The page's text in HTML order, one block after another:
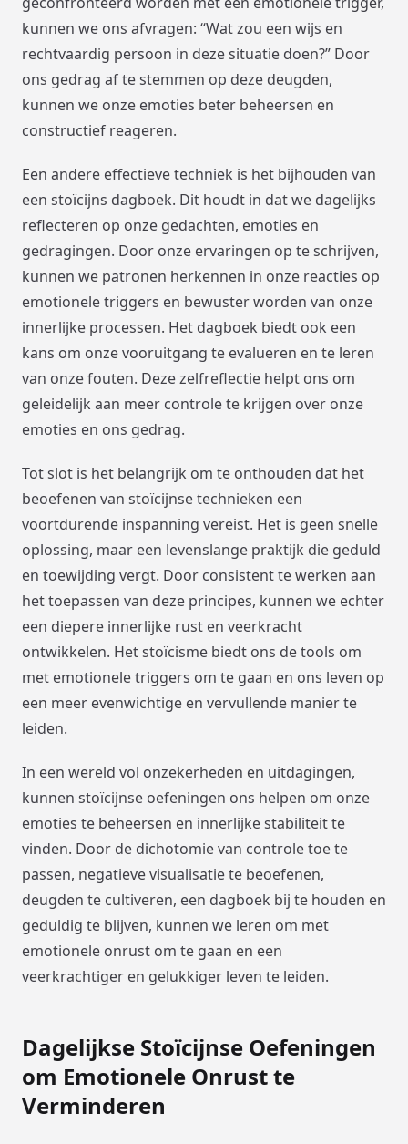
kunnen we ons afvragen: “Wat zou een wijs en
rechtvaardig persoon in deze situatie doen?” Door
ons gedrag af te stemmen op deze deugden,
kunnen we onze emoties beter beheersen en
constructief reageren.
Een andere effectieve techniek is het bijhouden van
een stoïcijns dagboek. Dit houdt in dat we dagelijks
reflecteren op onze gedachten, emoties en
gedragingen. Door onze ervaringen op te schrijven,
kunnen we patronen herkennen in onze reacties op
emotionele triggers en bewuster worden van onze
innerlijke processen. Het dagboek biedt ook een
kans om onze vooruitgang te evalueren en te leren
van onze fouten. Deze zelfreflectie helpt ons om
geleidelijk aan meer controle te krijgen over onze
emoties en ons gedrag.
Tot slot is het belangrijk om te onthouden dat het
beoefenen van stoïcijnse technieken een
voortdurende inspanning vereist. Het is geen snelle
oplossing, maar een levenslange praktijk die geduld
en toewijding vergt. Door consistent te werken aan
het toepassen van deze principes, kunnen we echter
een diepere innerlijke rust en veerkracht
ontwikkelen. Het stoïcisme biedt ons de tools om
met emotionele triggers om te gaan en ons leven op
een meer evenwichtige en vervullende manier te
leiden.
In een wereld vol onzekerheden en uitdagingen,
kunnen stoïcijnse oefeningen ons helpen om onze
emoties te beheersen en innerlijke stabiliteit te
vinden. Door de dichotomie van controle toe te
passen, negatieve visualisatie te beoefenen,
deugden te cultiveren, een dagboek bij te houden en
geduldig te blijven, kunnen we leren om met
emotionele onrust om te gaan en een
veerkrachtiger en gelukkiger leven te leiden.
Dagelijkse Stoïcijnse Oefeningen
om Emotionele Onrust te
Verminderen